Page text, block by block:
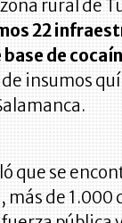
rural de
22
de
insumos
que se
más de 1.000